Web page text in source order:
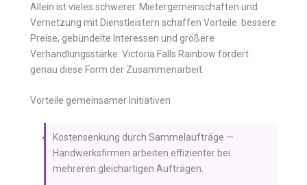
Allein ist vieles schwerer. Mietergemeinschaften und
Vernetzung mit Dienstleistern schaffen Vorteile: bessere
Preise, gebündelte Interessen und größere
Verhandlungsstärke. Victoria Falls Rainbow fördert
genau diese Form der Zusammenarbeit.
Vorteile gemeinsamer Initiativen
Kostensenkung durch Sammelaufträge —
Handwerksfirmen arbeiten effizienter bei
mehreren gleichartigen Aufträgen.